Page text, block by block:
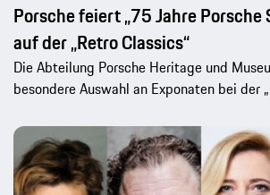
Porsche feiert „75 Jahre Porsche
auf der „Retro Classics“
Die Abteilung Porsche Heritage und
besondere Auswahl an Exponaten bei der